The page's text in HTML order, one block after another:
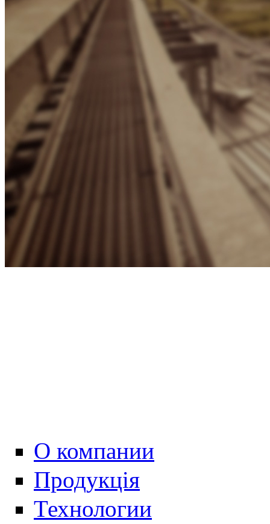
О компании
Продукція
Технологии